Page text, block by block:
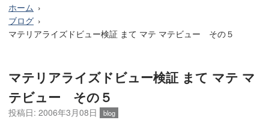
ホーム
ブログ
マテリアライズドビュー検証 まて マテ マテビュー その５
マテリアライズドビュー検証 まて マテ マ
テビュー その５
投稿日: 2006年3月08日 blog